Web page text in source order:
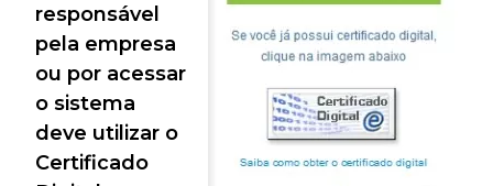
responsável
pela empresa
ou por acessar
o sistema
deve utilizar o
Certificado